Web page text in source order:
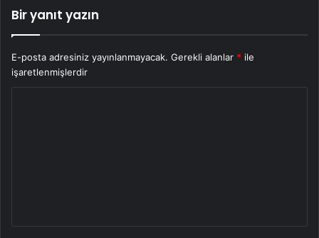
Bir yanıt yazın
E-posta adresiniz yayınlanmayacak. Gerekli alanlar * ile
işaretlenmişlerdir